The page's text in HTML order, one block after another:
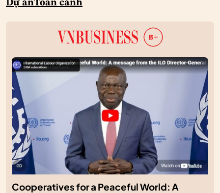
Dự ánToàn cảnh
Cooperatives for a Peaceful World: A